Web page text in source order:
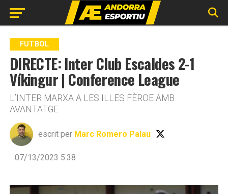
FUTBOL
DIRECTE: Inter Club Escaldes 2-1
Víkingur | Conference League
L’INTER MARXA A LES ILLES FÈROE AMB
AVANTATGE
escrit per Marc Romero Palau
07/13/2023 5:38
Go to mobile version